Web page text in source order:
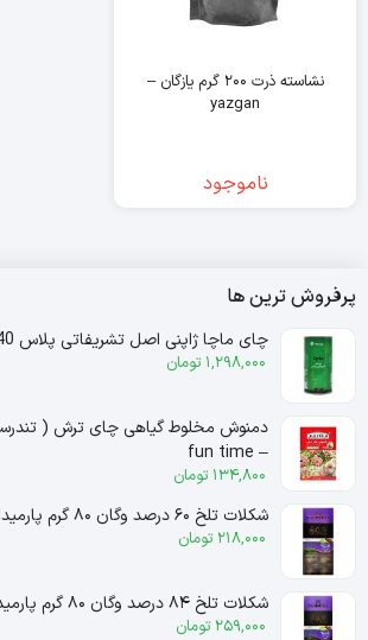
نشاسته ذرت ۲۰۰ گرم یازگان –
yazgan
ناموجود
پرفروش ترین ها
چای ماچا ژاپنی اصل تشریفاتی پلاس 40 گرم پپتینا – peptina
1,298,000 تومان
– fun time
134,800 تومان
شکلات تلخ ۶۰ درصد وگان ۸۰ گرم پارمیدا – parmida
218,000 تومان
شکلات تلخ ۸۴ درصد وگان ۸۰ گرم پارمیدا – parmida
259,000 تومان